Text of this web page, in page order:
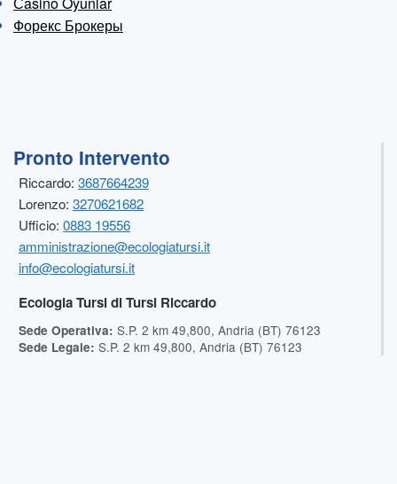
Форекс Брокеры
Pronto Intervento
Riccardo: 3687664239
Lorenzo: 3270621682
Ufficio: 0883 19556
amministrazione@ecologiatursi.it
info@ecologiatursi.it
Ecologia Tursi di Tursi Riccardo
Sede Operativa: S.P. 2 km 49,800, Andria (BT) 76123
Sede Legale: S.P. 2 km 49,800, Andria (BT) 76123